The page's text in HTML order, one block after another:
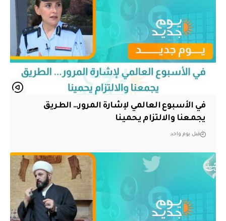
في الأسبوع العالمي لإشارة المرور… الطريق
يجمعنا والالتزام يحمينا
قبل يوم واحد